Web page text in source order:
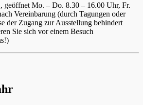
geöffnet Mo. – Do. 8.30 – 16.00 Uhr, Fr.
Vereinbarung (durch Tagungen oder
der Zugang zur Ausstellung behindert
Sie sich vor einem Besuch